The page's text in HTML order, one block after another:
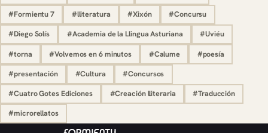
#Formientu 7 #lliteratura #Xixón #Concursu
#Diego Solís #Academia de la Llingua Asturiana #Uviéu
#torna #Volvemos en 6 minutos #Calume #poesía
#presentación #Cultura #Concursos
#Cuatro Gotes Ediciones #Creación lliteraria #Traducción
#microrellatos